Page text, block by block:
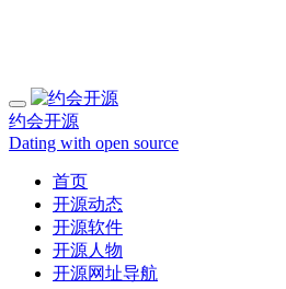
约会开源
Dating with open source
首页
开源动态
开源软件
开源人物
开源网址导航